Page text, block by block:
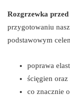
Rozgrzewka
przygotowaniu
podstawowym
poprawa
ścięgien oraz
co znacznie